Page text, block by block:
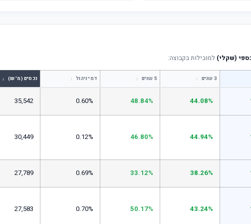
(שקלי) למובילות בקבוצה:
3 שנים ↕ 5 שנים ↕ דמי ניהול ↕ נכסים (מ' ₪) ↓
44.08%
48.84%
0.60%
35,542
44.94%
46.80%
0.12%
30,449
38.26%
33.12%
0.69%
27,789
43.24%
50.17%
0.70%
27,583